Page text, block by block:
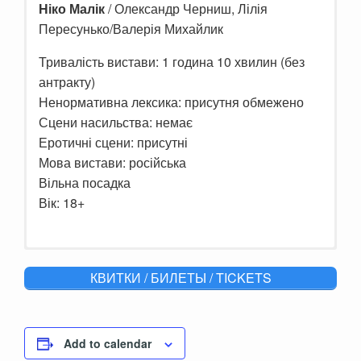
Ніко Малік/ Олександр Черниш, Лілія
Пересунько/Валерія Михайлик
Тривалість вистави: 1 година 10 хвилин (без
антракту)
Ненормативна лексика: присутня обмежено
Сцени насильства: немає
Еротичні сцени: присутні
Мова вистави: російська
Вільна посадка
Вік: 18+
Одинокая, не молодая женщина мечтает о замужестве.
Скромно проживая свою жизнь в молитвах, она
мужчина и ставит под сомнения все ее ценности и
убеждения.
Героиня стеснительна и нерешительна, а непрошеный
КВИТКИ / БИЛЕТЫ / TICKETS
Add to calendar